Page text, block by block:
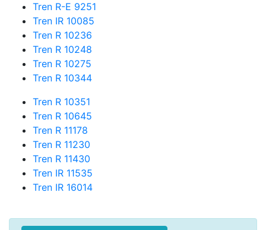
Tren R-E 9251
Tren IR 10085
Tren R 10236
Tren R 10248
Tren R 10275
Tren R 10344
Tren R 10351
Tren R 10645
Tren R 11178
Tren R 11230
Tren R 11430
Tren IR 11535
Tren IR 16014